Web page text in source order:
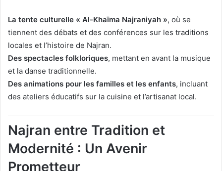
La tente culturelle « Al-Khaïma Najraniyah », où se
tiennent des débats et des conférences sur les traditions
locales et l’histoire de Najran.
Des spectacles folkloriques, mettant en avant la musique
et la danse traditionnelle.
Des animations pour les familles et les enfants, incluant
des ateliers éducatifs sur la cuisine et l’artisanat local.
Najran entre Tradition et
Modernité : Un Avenir
Prometteur